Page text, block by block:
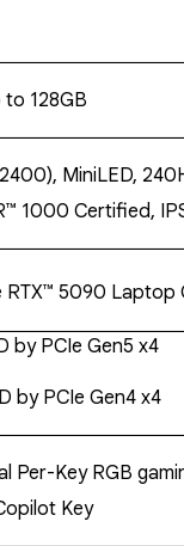
128GB
MiniLED,
1000 Certified,
™ 5090 Laptop
by PCIe Gen5 x4
by PCIe Gen4 x4
Per-Key RGB
Key